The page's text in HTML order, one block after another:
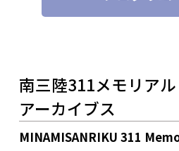
南三陸311メモリアル
アーカイブス
MINAMISANRIKU 311